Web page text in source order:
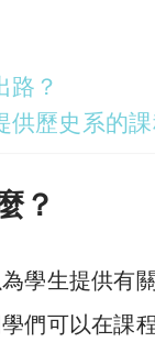
路？
供歷史系的課
？
學生提供有
們可以在課